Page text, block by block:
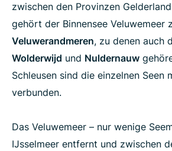
zwischen den Provinzen
gehört der Binnensee Veluwemeer
Veluwerandmeren, zu denen auch
Wolderwijd und Nuldernauw
Schleusen sind die einzelnen Seen
verbunden.
Das Veluwemeer – nur wenige
IJsselmeer entfernt und zwischen